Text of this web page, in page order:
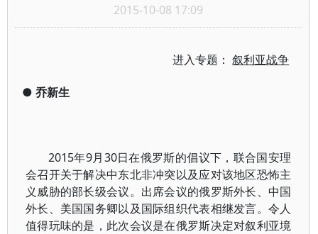
2015-10-08 17:09
进入专题：叙利亚战争
● 乔新生
2015年9月30日在俄罗斯的倡议下，联合国安理
会召开关于解决中东北非冲突以及应对该地区恐怖主
义威胁的部长级会议。出席会议的俄罗斯外长、中国
外长、美国国务卿以及国际组织代表相继发言。令人
值得玩味的是，此次会议是在俄罗斯决定对叙利亚境